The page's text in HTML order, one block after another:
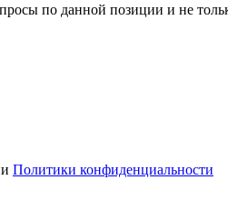
по данной позиции и не
Политики конфиденциальности